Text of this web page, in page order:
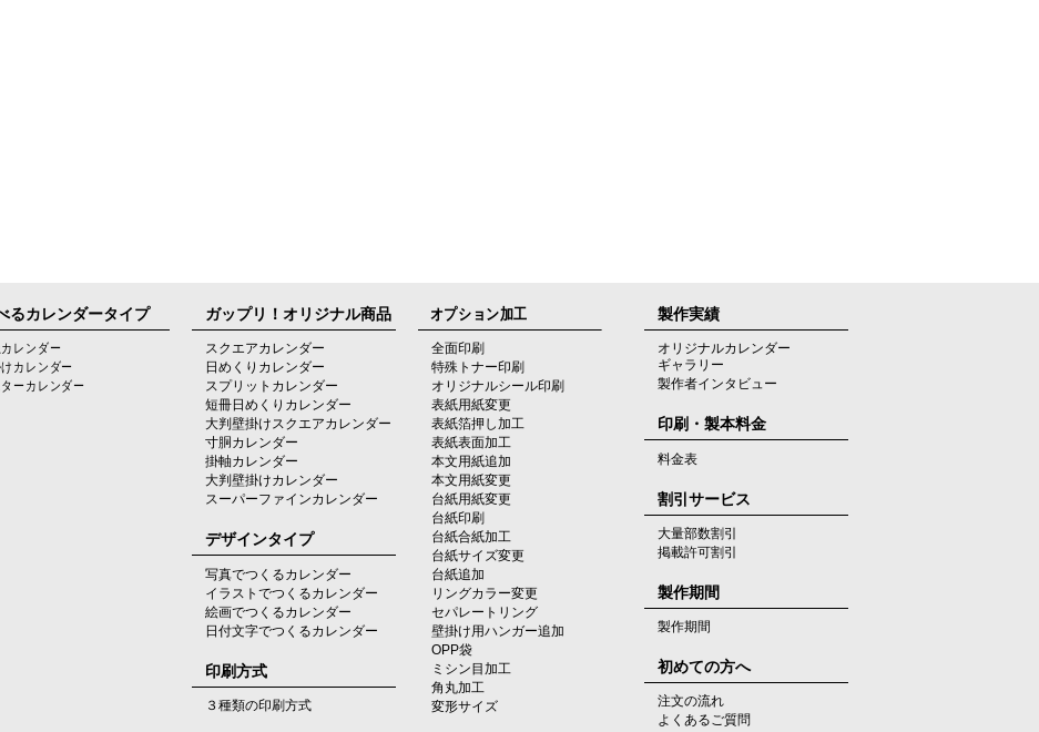
るカレンダータイプ
レンダー
カレンダー
ターカレンダー
ガップリ！オリジナル商品
スクエアカレンダー
日めくりカレンダー
スプリットカレンダー
短冊日めくりカレンダー
大判壁掛けスクエアカレンダー
寸胴カレンダー
掛軸カレンダー
大判壁掛けカレンダー
スーパーファインカレンダー
デザインタイプ
写真でつくるカレンダー
イラストでつくるカレンダー
絵画でつくるカレンダー
日付文字でつくるカレンダー
印刷方式
３種類の印刷方式
オプション加工
全面印刷
特殊トナー印刷
オリジナルシール印刷
表紙用紙変更
表紙箔押し加工
表紙表面加工
本文用紙追加
本文用紙変更
台紙用紙変更
台紙印刷
台紙合紙加工
台紙サイズ変更
台紙追加
リングカラー変更
セパレートリング
壁掛け用ハンガー追加
OPP袋
ミシン目加工
角丸加工
変形サイズ
製作実績
オリジナルカレンダー
ギャラリー
製作者インタビュー
印刷・製本料金
料金表
割引サービス
大量部数割引
掲載許可割引
製作期間
製作期間
初めての方へ
注文の流れ
よくあるご質問